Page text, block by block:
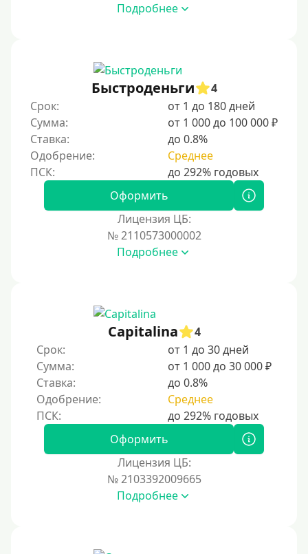
Для иностранных граждан Таджикистана
Для иностранных граждан Узбекистана
Для граждан СНГ
Сумма (рублей)
100 руб
300 руб
2500 руб
3000 руб
4000 руб
5000 руб
7000 руб
Подробнее
Быстроденьги
4
Срок:
от 1 до 180 дней
Сумма:
от 1 000 до 100 000 ₽
Ставка:
до 0.8%
Одобрение:
Среднее
Оформить
Лицензия ЦБ:
№ 2110573000002
Подробнее
Capitalina
4
Срок:
от 1 до 30 дней
Сумма:
от 1 000 до 30 000 ₽
Ставка:
до 0.8%
Одобрение:
Среднее
Оформить
Лицензия ЦБ:
№ 2103392009665
Подробнее